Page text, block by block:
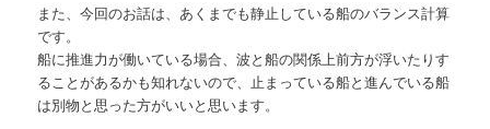
また、今回のお話は、あくまでも静止している船のバランス計算
です。
船に推進力が働いている場合、波と船の関係上前方が浮いたりす
ることがあるかも知れないので、止まっている船と進んでいる船
は別物と思った方がいいと思います。